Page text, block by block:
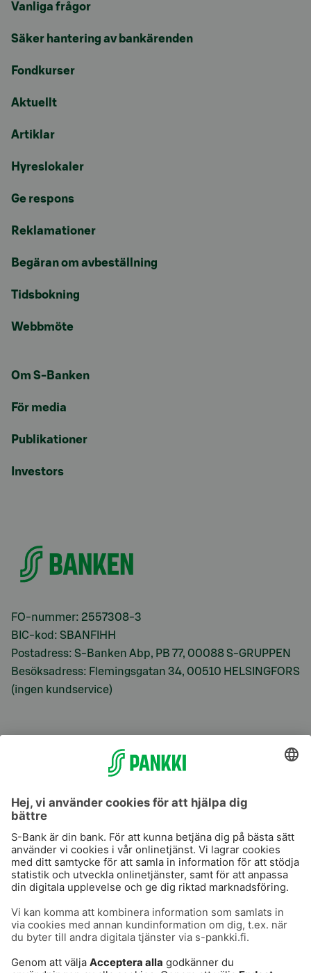
Vanliga frågor
Säker hantering av bankärenden
Fondkurser
Aktuellt
Artiklar
Hyreslokaler
Ge respons
Reklamationer
Begäran om avbeställning
Tidsbokning
Webbmöte
Om S-Banken
För media
Publikationer
Investors
FO-nummer: 2557308-3
BIC-kod: SBANFIHH
Postadress: S-Banken Abp, PB 77, 00088 S-GRUPPEN
Besöksadress: Flemingsgatan 34, 00510 HELSINGFORS
(ingen kundservice)
S-Prime
Användarvillkor
Dataskydd